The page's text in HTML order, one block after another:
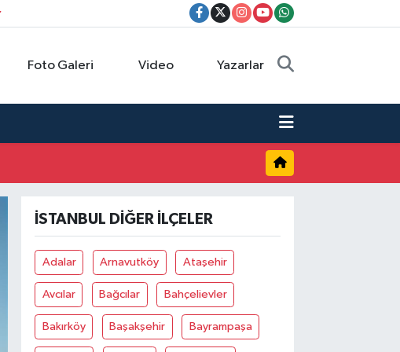
Foto Galeri Video Yazarlar
İSTANBUL DIĞER İLÇELER
Adalar Arnavutköy Ataşehir
Avcılar Bağcılar Bahçelievler
Bakırköy Başakşehir Bayrampaşa